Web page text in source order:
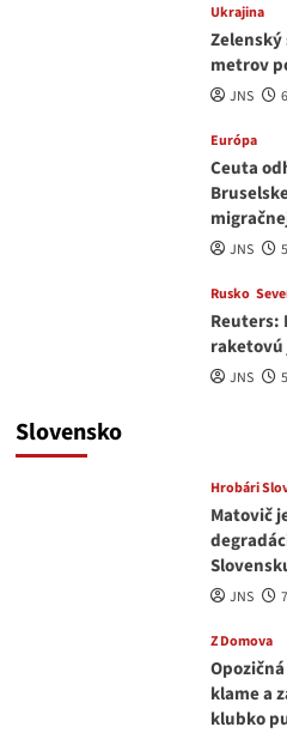
Ukrajina
Zelenský
metrov
JNS
Európa
Ceuta
JNS
Rusko
Reuters:
JNS
Slovensko
Hrobári
Matovič
JNS
Z Domova
klame a
klubko